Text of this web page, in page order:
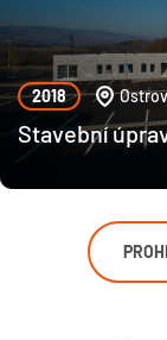
Stavební
2018 Ostrov